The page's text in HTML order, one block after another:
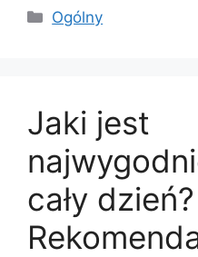
Categories
Ogólny
Jaki jest
cały